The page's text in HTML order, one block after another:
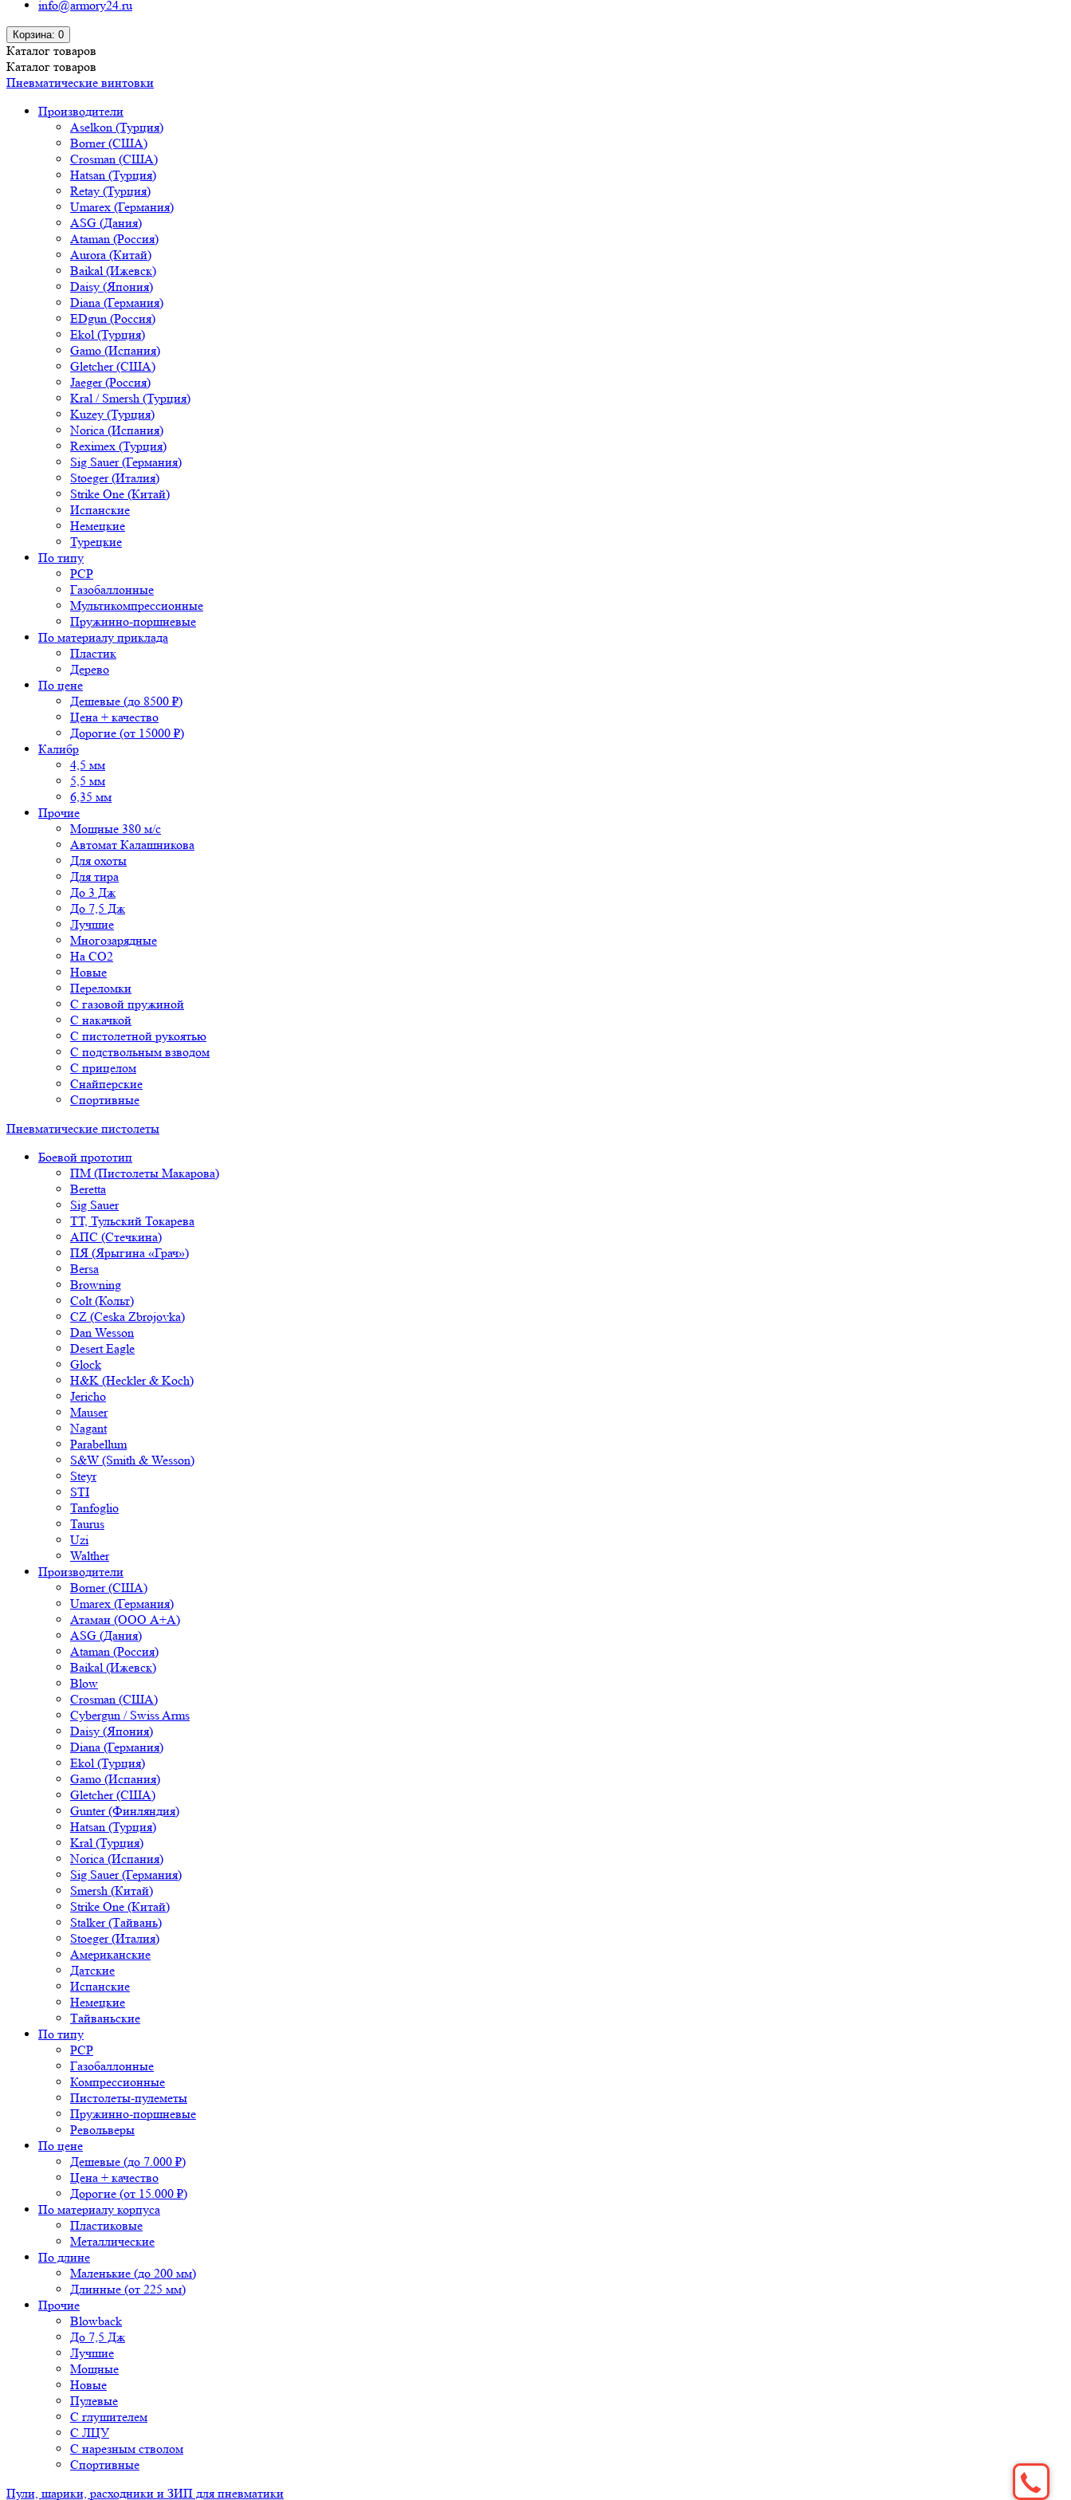
info@armory24.ru
Корзина: 0
Каталог товаров
Каталог товаров
Пневматические винтовки
Производители
Aselkon (Турция)
Borner (США)
Crosman (США)
Hatsan (Турция)
Retay (Турция)
Umarex (Германия)
ASG (Дания)
Ataman (Россия)
Aurora (Китай)
Baikal (Ижевск)
Daisy (Япония)
Diana (Германия)
EDgun (Россия)
Ekol (Турция)
Gamo (Испания)
Gletcher (США)
Jaeger (Россия)
Kral / Smersh (Турция)
Kuzey (Турция)
Norica (Испания)
Reximex (Турция)
Sig Sauer (Германия)
Stoeger (Италия)
Strike One (Китай)
Испанские
Немецкие
Турецкие
По типу
PCP
Газобаллонные
Мультикомпрессионные
Пружинно-поршневые
По материалу приклада
Пластик
Дерево
По цене
Дешевые (до 8500 ₽)
Цена + качество
Дорогие (от 15000 ₽)
Калибр
4,5 мм
5,5 мм
6,35 мм
Прочие
Мощные 380 м/с
Автомат Калашникова
Для охоты
Для тира
До 3 Дж
До 7,5 Дж
Лучшие
Многозарядные
На CO2
Новые
Переломки
С газовой пружиной
С накачкой
С пистолетной рукоятью
С подствольным взводом
С прицелом
Снайперские
Спортивные
Пневматические пистолеты
Боевой прототип
ПМ (Пистолеты Макарова)
Beretta
Sig Sauer
ТТ, Тульский Токарева
АПС (Стечкина)
ПЯ (Ярыгина «Грач»)
Bersa
Browning
Colt (Кольт)
CZ (Ceska Zbrojovka)
Dan Wesson
Desert Eagle
Glock
H&K (Heckler & Koch)
Jericho
Mauser
Nagant
Parabellum
S&W (Smith & Wesson)
Steyr
STI
Tanfoglio
Taurus
Uzi
Walther
Производители
Borner (США)
Umarex (Германия)
Атаман (ООО А+А)
ASG (Дания)
Ataman (Россия)
Baikal (Ижевск)
Blow
Crosman (США)
Cybergun / Swiss Arms
Daisy (Япония)
Diana (Германия)
Ekol (Турция)
Gamo (Испания)
Gletcher (США)
Gunter (Финляндия)
Hatsan (Турция)
Kral (Турция)
Norica (Испания)
Sig Sauer (Германия)
Smersh (Китай)
Strike One (Китай)
Stalker (Тайвань)
Stoeger (Италия)
Американские
Датские
Испанские
Немецкие
Тайваньские
По типу
PCP
Газобаллонные
Компрессионные
Пистолеты-пулеметы
Пружинно-поршневые
Револьверы
По цене
Дешевые (до 7.000 ₽)
Цена + качество
Дорогие (от 15.000 ₽)
По материалу корпуса
Пластиковые
Металлические
По длине
Маленькие (до 200 мм)
Длинные (от 225 мм)
Прочие
Blowback
До 7,5 Дж
Лучшие
Мощные
Новые
Пулевые
С глушителем
С ЛЦУ
С нарезным стволом
Спортивные
Пули, шарики, расходники и ЗИП для пневматики